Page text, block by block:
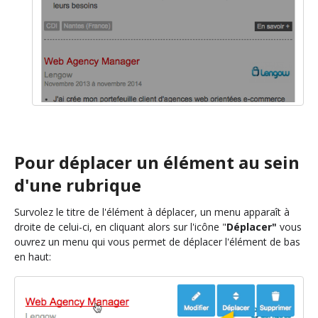
Pour déplacer un élément au sein
d'une rubrique
Survolez le titre de l'élément à déplacer, un menu apparaît à
droite de celui-ci, en cliquant alors sur l'icône "Déplacer" vous
ouvrez un menu qui vous permet de déplacer l'élément de bas
en haut: